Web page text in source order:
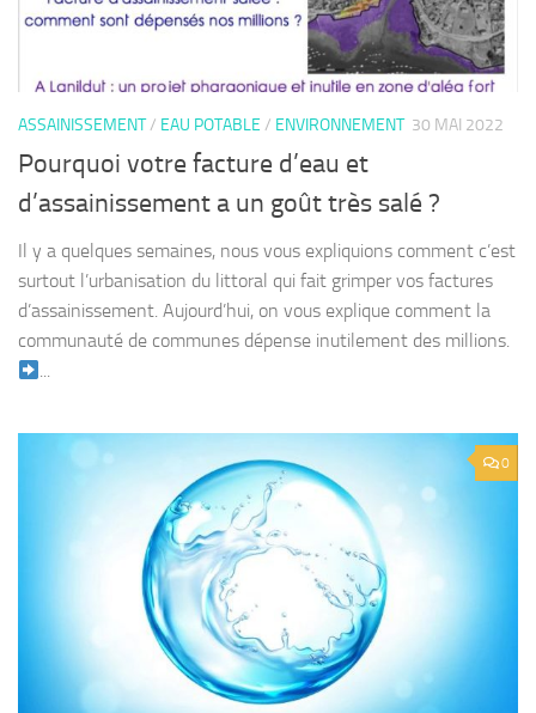
ASSAINISSEMENT/ EAU POTABLE / ENVIRONNEMENT 30 MAI 2022
Pourquoi votre facture d’eau et
d’assainissement a un goût très salé ?
Il y a quelques semaines, nous vous expliquions comment c’est
surtout l’urbanisation du littoral qui fait grimper vos factures
d’assainissement. Aujourd’hui, on vous explique comment la
communauté de communes dépense inutilement des millions.
...
0